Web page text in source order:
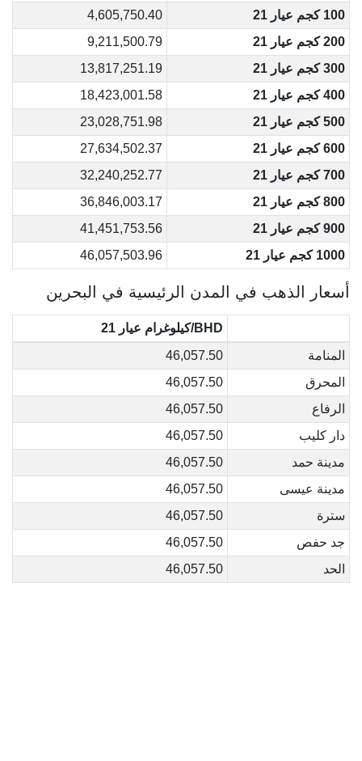
100 كجم عيار 21
4,605,750.40
200 كجم عيار 21
9,211,500.79
300 كجم عيار 21
13,817,251.19
400 كجم عيار 21
18,423,001.58
500 كجم عيار 21
23,028,751.98
600 كجم عيار 21
27,634,502.37
700 كجم عيار 21
32,240,252.77
800 كجم عيار 21
36,846,003.17
900 كجم عيار 21
41,451,753.56
1000 كجم عيار 21
46,057,503.96
أسعار الذهب في المدن الرئيسية في البحرين
BHD/كيلوغرام عيار 21
المنامة
46,057.50
المحرق
46,057.50
الرفاع
46,057.50
دار كليب
46,057.50
مدينة حمد
46,057.50
مدينة عيسى
46,057.50
سترة
46,057.50
جد حفص
46,057.50
الحد
46,057.50